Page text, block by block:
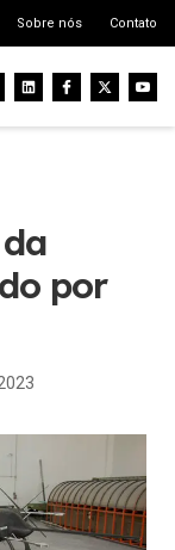
Sobre nós Contato
por